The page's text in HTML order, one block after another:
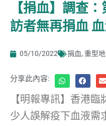
【捐血】調查
訪者無再捐血
05/10/2022 捐血, 重型
分享此內容:
【明報專訊】香港
少人誤解疫下血液需